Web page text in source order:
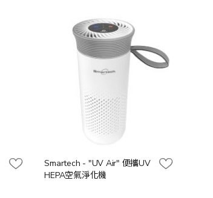
Smartech - "UV Air" 便攜UV
HEPA空氣淨化機